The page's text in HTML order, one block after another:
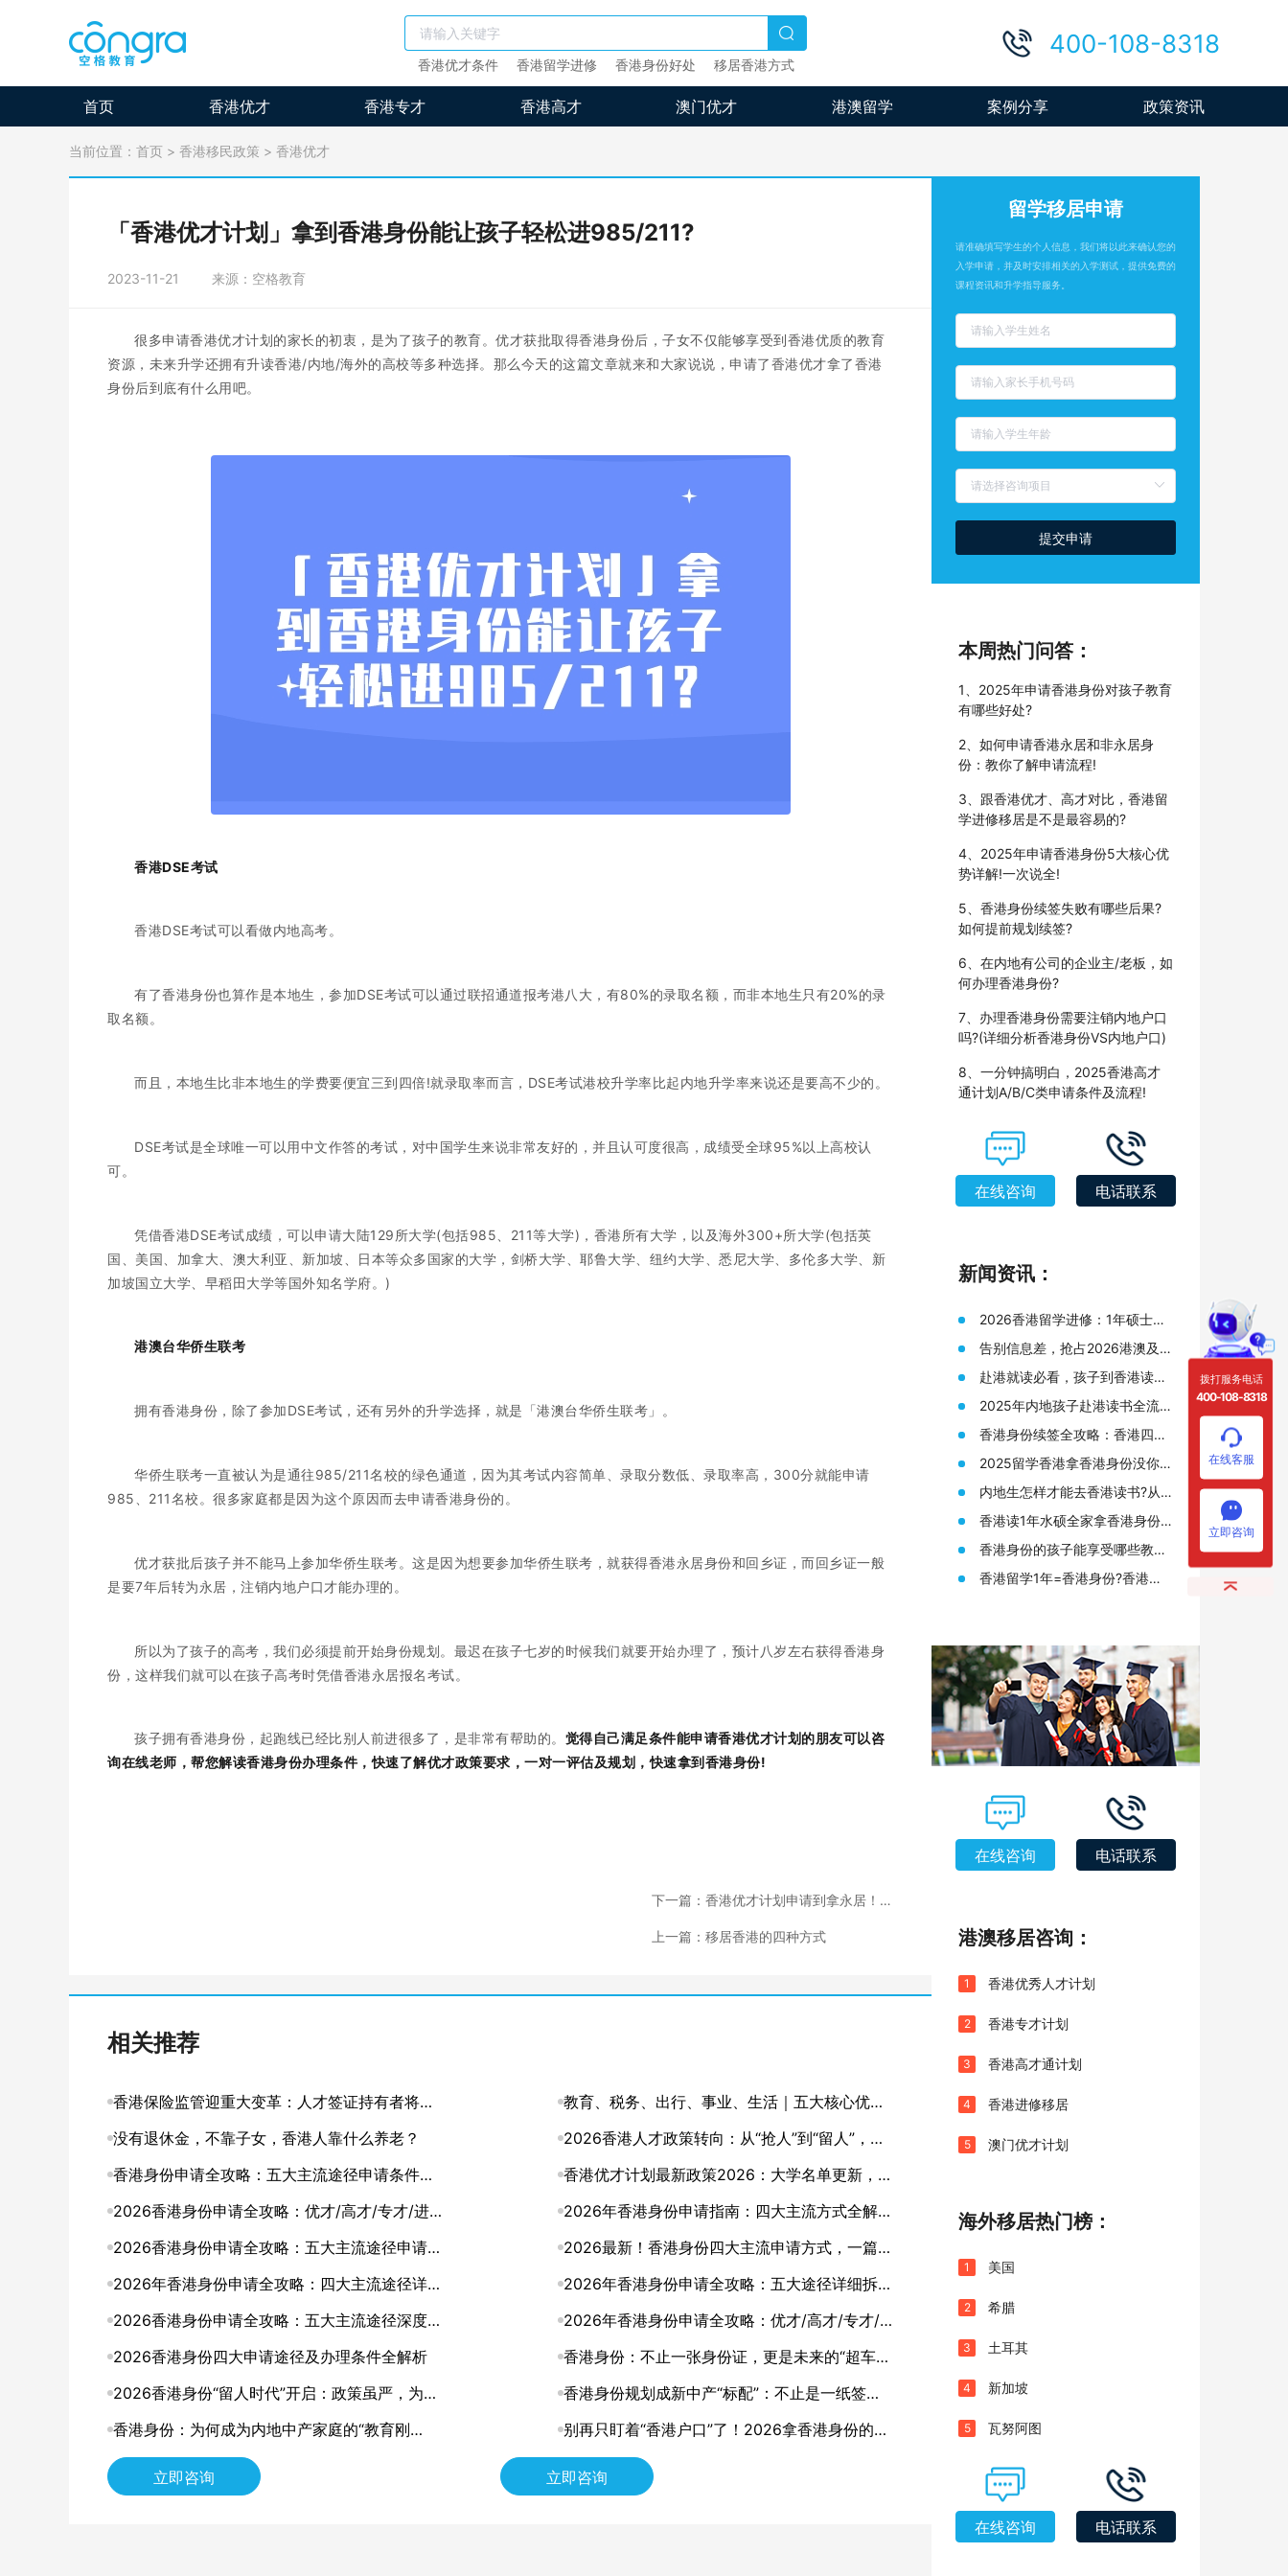
香港优才条件 香港留学进修 香港身份好处 移居香港方式
400-108-8318
首页 香港优才 香港专才 香港高才 澳门优才 港澳留学 案例分享 政策资讯
当前位置： 首页 > 香港移民政策 > 香港优才
「香港优才计划」拿到香港身份能让孩子轻松进985/211?
2023-11-21 来源：空格教育
很多申请香港优才计划的家长的初衷，是为了孩子的教育。优才获批取得香港身份后，子女不仅能够享受到香港优质的教育
资源，未来升学还拥有升读香港/内地/海外的高校等多种选择。那么今天的这篇文章就来和大家说说，申请了香港优才拿了香港
身份后到底有什么用吧。
香港DSE考试
香港DSE考试可以看做内地高考。
有了香港身份也算作是本地生，参加DSE考试可以通过联招通道报考港八大，有80%的录取名额，而非本地生只有20%的录
取名额。
而且，本地生比非本地生的学费要便宜三到四倍!就录取率而言，DSE考试港校升学率比起内地升学率来说还是要高不少的。
DSE考试是全球唯一可以用中文作答的考试，对中国学生来说非常友好的，并且认可度很高，成绩受全球95%以上高校认
可。
凭借香港DSE考试成绩，可以申请大陆129所大学(包括985、211等大学)，香港所有大学，以及海外300+所大学(包括英
国、美国、加拿大、澳大利亚、新加坡、日本等众多国家的大学，剑桥大学、耶鲁大学、纽约大学、悉尼大学、多伦多大学、新
加坡国立大学、早稻田大学等国外知名学府。)
港澳台华侨生联考
拥有香港身份，除了参加DSE考试，还有另外的升学选择，就是「港澳台华侨生联考」。
华侨生联考一直被认为是通往985/211名校的绿色通道，因为其考试内容简单、录取分数低、录取率高，300分就能申请
985、211名校。很多家庭都是因为这个原因而去申请香港身份的。
优才获批后孩子并不能马上参加华侨生联考。这是因为想要参加华侨生联考，就获得香港永居身份和回乡证，而回乡证一般
是要7年后转为永居，注销内地户口才能办理的。
所以为了孩子的高考，我们必须提前开始身份规划。最迟在孩子七岁的时候我们就要开始办理了，预计八岁左右获得香港身
份，这样我们就可以在孩子高考时凭借香港永居报名考试。
孩子拥有香港身份，起跑线已经比别人前进很多了，是非常有帮助的。 觉得自己满足条件能申请香港优才计划的朋友可以咨
询在线老师，帮您解读香港身份办理条件，快速了解优才政策要求，一对一评估及规划，快速拿到香港身份!
下一篇：香港优才计划申请到拿永居！记
上一篇：移居香港的四种方式
相关推荐
香港保险监管迎重大变革：人才签证持有者将纳
入本地客户体系
教育、税务、出行、事业、生活｜五大核心优
势，深度解码香港身份的含金量
没有退休金，不靠子女，香港人靠什么养老？
2026香港人才政策转向：从“抢人”到“留人”，你
的身份规划该升级了
香港身份申请全攻略：五大主流途径申请条件与
申请要点详解
香港优才计划最新政策2026：大学名单更新，一
文读懂
2026香港身份申请全攻略：优才/高才/专才/进
修四大途径条件详解
2026年香港身份申请指南：四大主流方式全解
析，总有一条路适合你
2026香港身份申请全攻略：五大主流途径申请条
件与申请要点详解
2026最新！香港身份四大主流申请方式，一篇看
懂怎么选
2026年香港身份申请全攻略：四大主流途径详
解，找到最适合你的那条路
2026年香港身份申请全攻略：五大途径详细拆
解，助你找到最适合的拿证通道
2026香港身份申请全攻略：五大主流途径深度解
析，哪一种最适合你？
2026年香港身份申请全攻略：优才/高才/专才/
进修四大路径怎么选？
2026香港身份四大申请途径及办理条件全解析
香港身份：不止一张身份证，更是未来的“超车
道”
2026香港身份“留人时代”开启：政策虽严，为何
仍是中产家庭的“最优解”？
香港身份规划成新中产“标配”：不止是一纸签
证，更是家庭未来的战略资产
香港身份：为何成为内地中产家庭的“教育刚
需”？
别再只盯着“香港户口”了！2026拿香港身份的底
层逻辑，其实是这3张“王牌”
立即咨询 立即咨询
留学移居申请
请准确填写学生的个人信息，我们将以此来确认您的
入学申请，并及时安排相关的入学测试，提供免费的
课程资讯和升学指导服务。
提交申请
本周热门问答：
1、2025年申请香港身份对孩子教育
有哪些好处?
2、如何申请香港永居和非永居身
份：教你了解申请流程!
3、跟香港优才、高才对比，香港留
学进修移居是不是最容易的?
4、2025年申请香港身份5大核心优
势详解!一次说全!
5、香港身份续签失败有哪些后果?
如何提前规划续签?
6、在内地有公司的企业主/老板，如
何办理香港身份?
7、办理香港身份需要注销内地户口
吗?(详细分析香港身份VS内地户口)
8、一分钟搞明白，2025香港高才
通计划A/B/C类申请条件及流程!
在线咨询 电话联系
新闻资讯：
2026香港留学进修：1年硕士拿
身份，普通人的“黄金窗口期”还
剩多久？
告别信息差，抢占2026港澳及海
外名校申请先机
赴港就读必看，孩子到香港读书
需要准备哪些材料?
2025年内地孩子赴港读书全流
程，从身份规划到升学路径!
香港身份续签全攻略：香港四大
人才签证续签条件终于有人说透
了
2025留学香港拿香港身份没你想
的那么难!附香港12所大学研究生
申请要求
内地生怎样才能去香港读书?从
申请香港身份到赴港读书7步指
南!
香港读1年水硕全家拿香港身份?
来看看港硕申请条件和优势!
香港身份的孩子能享受哪些教育
资源?在高考升学方面又有何优
势?
香港留学1年=香港身份?香港留
在线咨询 电话联系
港澳移居咨询：
1 香港优秀人才计划
2 香港专才计划
3 香港高才通计划
4 香港进修移居
5 澳门优才计划
海外移居热门榜：
1 美国
2 希腊
3 土耳其
4 新加坡
5 瓦努阿图
在线咨询 电话联系
拨打服务电话
400-108-8318
在线客服
立即咨询